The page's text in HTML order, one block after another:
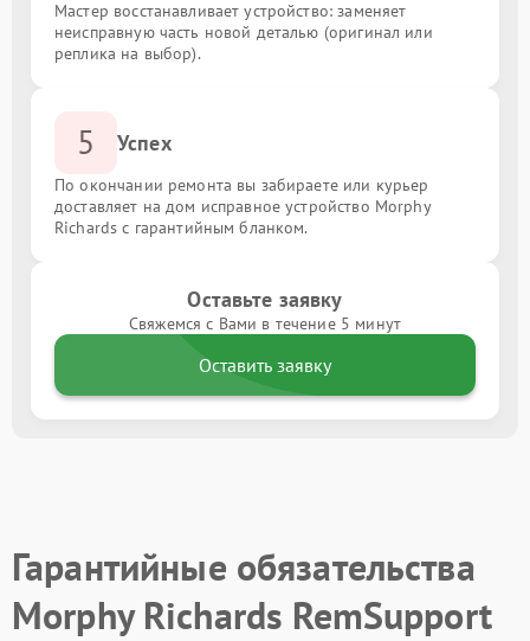
Мастер восстанавливает устройство: заменяет
неисправную часть новой деталью (оригинал или
реплика на выбор).
5 Успех
По окончании ремонта вы забираете или курьер
доставляет на дом исправное устройство Morphy
Richards с гарантийным бланком.
Оставьте заявку
Свяжемся с Вами в течение 5 минут
Оставить заявку
Гарантийные обязательства
Morphy Richards RemSupport